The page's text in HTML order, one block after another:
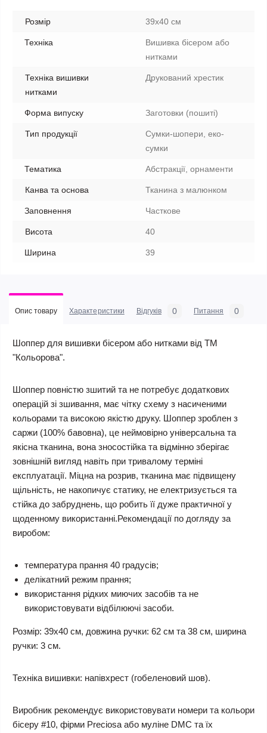
Розмір 39x40 см
Техніка
Вишивка бісером або
нитками
Техніка вишивки
нитками
Друкований хрестик
Форма випуску Заготовки (пошиті)
Тип продукції
Сумки-шопери, еко-
сумки
Тематика Абстракції, орнаменти
Канва та основа Тканина з малюнком
Заповнення Часткове
Висота 40
Ширина 39
Опис товару Характеристики Відгуків 0 Питання 0
Шоппер для вишивки бісером або нитками від ТМ
"Кольорова".
Шоппер повністю зшитий та не потребує додаткових
операцій зі зшивання, має чітку схему з насиченими
кольорами та високою якістю друку. Шоппер зроблен з
саржи (100% бавовна), це неймовірно універсальна та
якісна тканина, вона зносостійка та відмінно зберігає
зовнішній вигляд навіть при тривалому терміні
експлуатації. Міцна на розрив, тканина має підвищену
щільність, не накопичує статику, не електризується та
стійка до забруднень, що робить її дуже практичної у
щоденному використанні.Рекомендації по догляду за
виробом:
температура прання 40 градусів;
делікатний режим прання;
використання рідких миючих засобів та не
використовувати відбілюючі засоби.
Розмір: 39х40 см, довжина ручки: 62 см та 38 см, ширина
ручки: 3 см.
Техніка вишивки: напівхрест (гобеленовий шов).
Виробник рекомендує використовувати номери та кольори
бісеру #10, фірми Preciosa або муліне DMC та їх